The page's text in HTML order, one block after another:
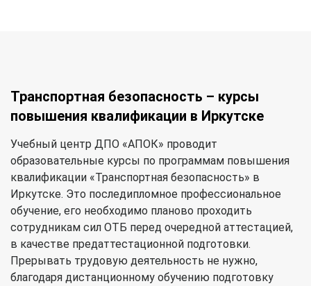
Транспортная безопасность – курсы
повышения квалификации в Иркутске
Учебный центр ДПО «АПОК» проводит
образовательные курсы по программам повышения
квалификации «Транспортная безопасность» в
Иркутске. Это последипломное профессиональное
обучение, его необходимо планово проходить
сотрудникам сил ОТБ перед очередной аттестацией,
в качестве предаттестационной подготовки.
Прерывать трудовую деятельность не нужно,
благодаря дистанционному обучению подготовку